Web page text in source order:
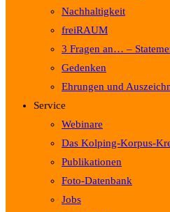
Nachhaltigkeit
freiRAUM
3 Fragen an… –
Gedenken
Ehrungen und
Service
Webinare
Das Kolping-Korpus-
Publikationen
Foto-Datenbank
Jobs